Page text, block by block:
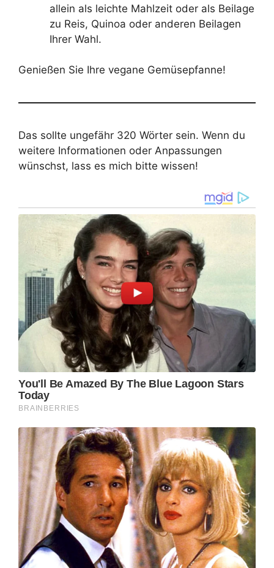
allein als leichte Mahlzeit oder als Beilage
zu Reis, Quinoa oder anderen Beilagen
Ihrer Wahl.
Genießen Sie Ihre vegane Gemüsepfanne!
Das sollte ungefähr 320 Wörter sein. Wenn du
weitere Informationen oder Anpassungen
wünschst, lass es mich bitte wissen!